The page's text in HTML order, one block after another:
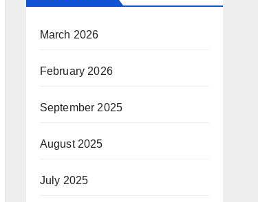
March 2026
February 2026
September 2025
August 2025
July 2025